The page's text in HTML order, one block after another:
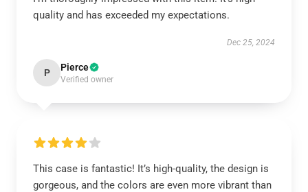
quality and has exceeded my expectations.
Dec 25, 2024
P Pierce
Verified owner
This case is fantastic! It’s high-quality, the design is
gorgeous, and the colors are even more vibrant than